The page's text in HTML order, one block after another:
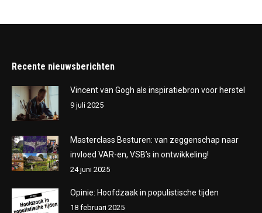
Recente nieuwsberichten
Vincent van Gogh als inspiratiebron voor herstel
9 juli 2025
Masterclass Besturen: van zeggenschap naar
invloed VAR-en, VSB’s in ontwikkeling!
24 juni 2025
Opinie: Hoofdzaak in populistische tijden
18 februari 2025